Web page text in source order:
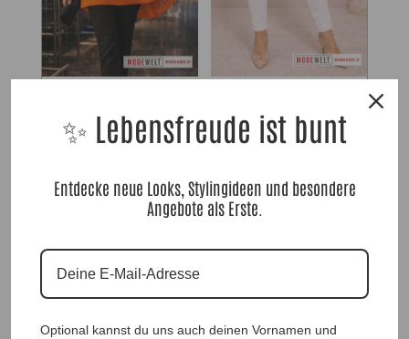
39,90€
48|, Anr.: 2892
59,90€
✨ Lebensfreude ist bunt
Entdecke neue Looks, Stylingideen und besondere
Angebote als Erste.
Optional kannst du uns auch deinen Vornamen und